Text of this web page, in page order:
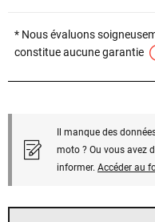
* Nous évaluons
constitue aucune garantie
Il manque des
moto ? Ou vous avez
informer. Accéder au